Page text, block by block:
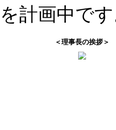
を計画中で
＜理事長の挨拶＞